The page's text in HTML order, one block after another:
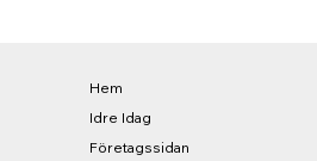
Hem
Idre Idag
Företagssidan